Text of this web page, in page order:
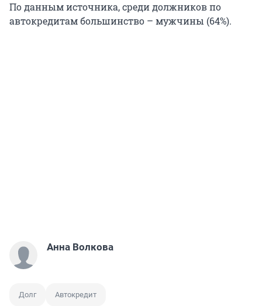
По данным источника, среди должников по
автокредитам большинство – мужчины (64%).
Анна Волкова
Долг Автокредит